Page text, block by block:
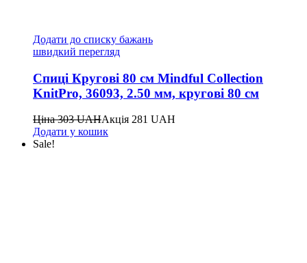
Додати до списку бажань
швидкий перегляд
Спиці Кругові 80 см Mindful Collection
KnitPro, 36093, 2.50 мм, кругові 80 см
Ціна303UAHАкція 281 UAH
Додати у кошик
Sale!